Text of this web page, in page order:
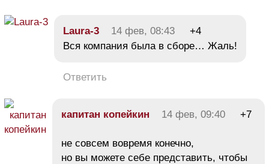
Laura-3 14 фев, 08:43
+4
Вся компания была в сборе… Жаль!
Ответить
капитан копейкин 14 фев, 09:40 +7
не совсем вовремя конечно,
но вы можете себе представить, чтобы